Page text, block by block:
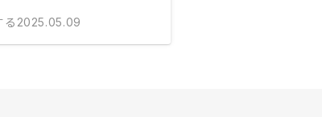
る 2025.05.09